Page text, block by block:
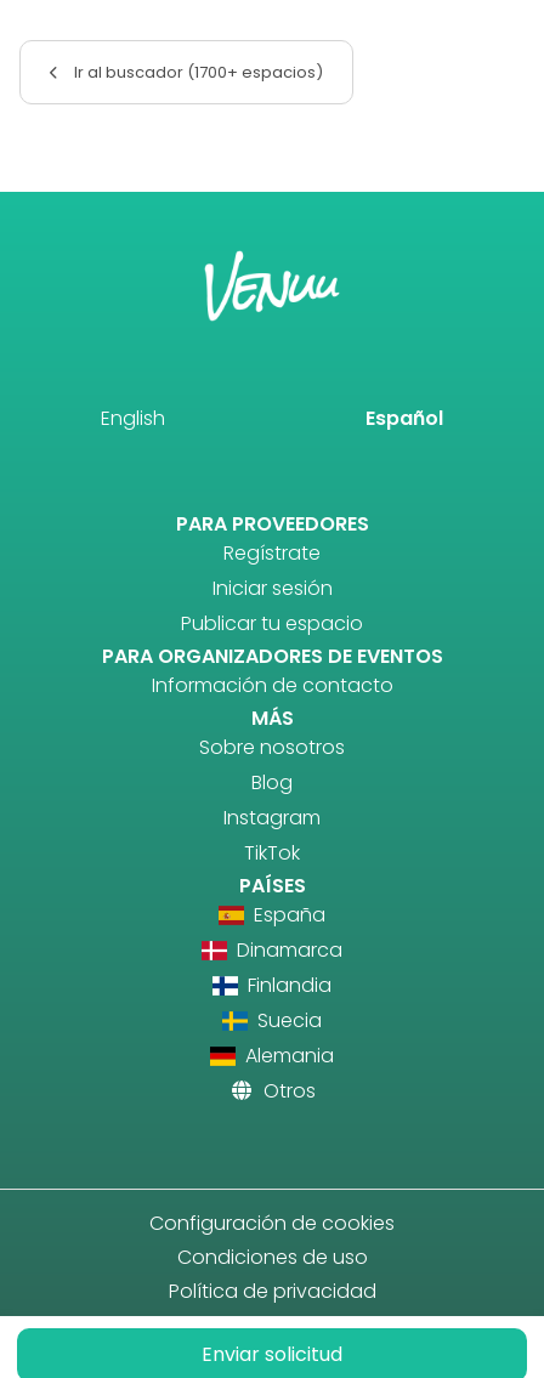
Ir al buscador (1700+ espacios)
Enviar solicitud
English Español
PARA PROVEEDORES
Regístrate
Iniciar sesión
Publicar tu espacio
PARA ORGANIZADORES DE EVENTOS
Información de contacto
MÁS
Sobre nosotros
Blog
Instagram
TikTok
PAÍSES
España
Dinamarca
Finlandia
Suecia
Alemania
Otros
Configuración de cookies
Condiciones de uso
Política de privacidad